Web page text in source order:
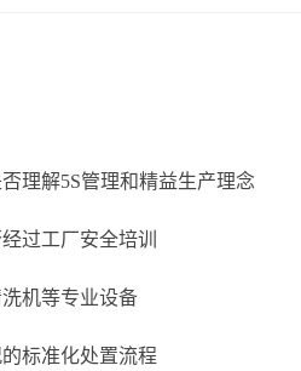
理解5S管理和精益生产理念
过工厂安全培训
机等专业设备
标准化处置流程